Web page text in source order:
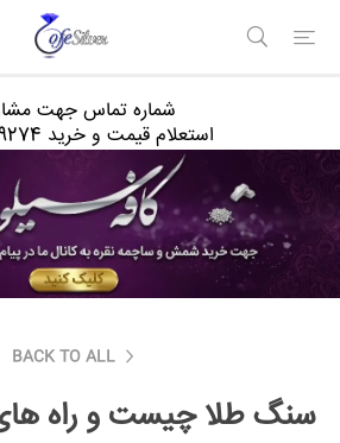
شماره تماس جهت
استعلام قیمت و خرید 09120149274
BACK TO ALL
سنگ طلا چیست و راه